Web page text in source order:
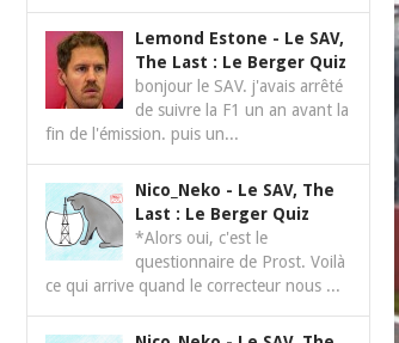
Lemond Estone - Le SAV,
The Last : Le Berger Quiz
bonjour le SAV. j'avais arrêté
de suivre la F1 un an avant la
fin de l'émission. puis un...
Nico_Neko - Le SAV, The
Last : Le Berger Quiz
*Alors oui, c'est le
questionnaire de Prost. Voilà
ce qui arrive quand le correcteur nous ...